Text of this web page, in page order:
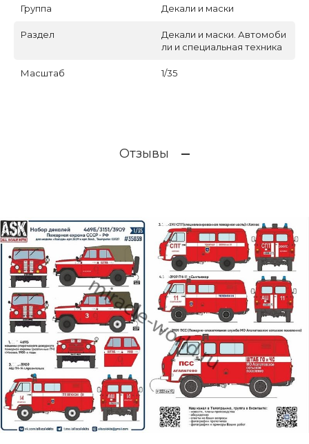
Группа Декали и маски
Раздел
Декали и маски. Автомоби
ли и специальная техника
Масштаб 1/35
Отзывы